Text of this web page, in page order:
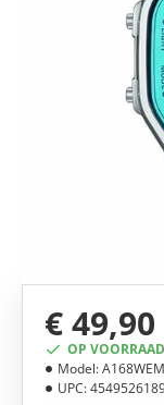
OP VOORRAAD
Model:
UPC:
€ 49,90